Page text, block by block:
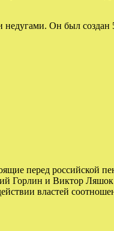
Он был создан
перед российской
Горлин и Виктор Ляшок
властей